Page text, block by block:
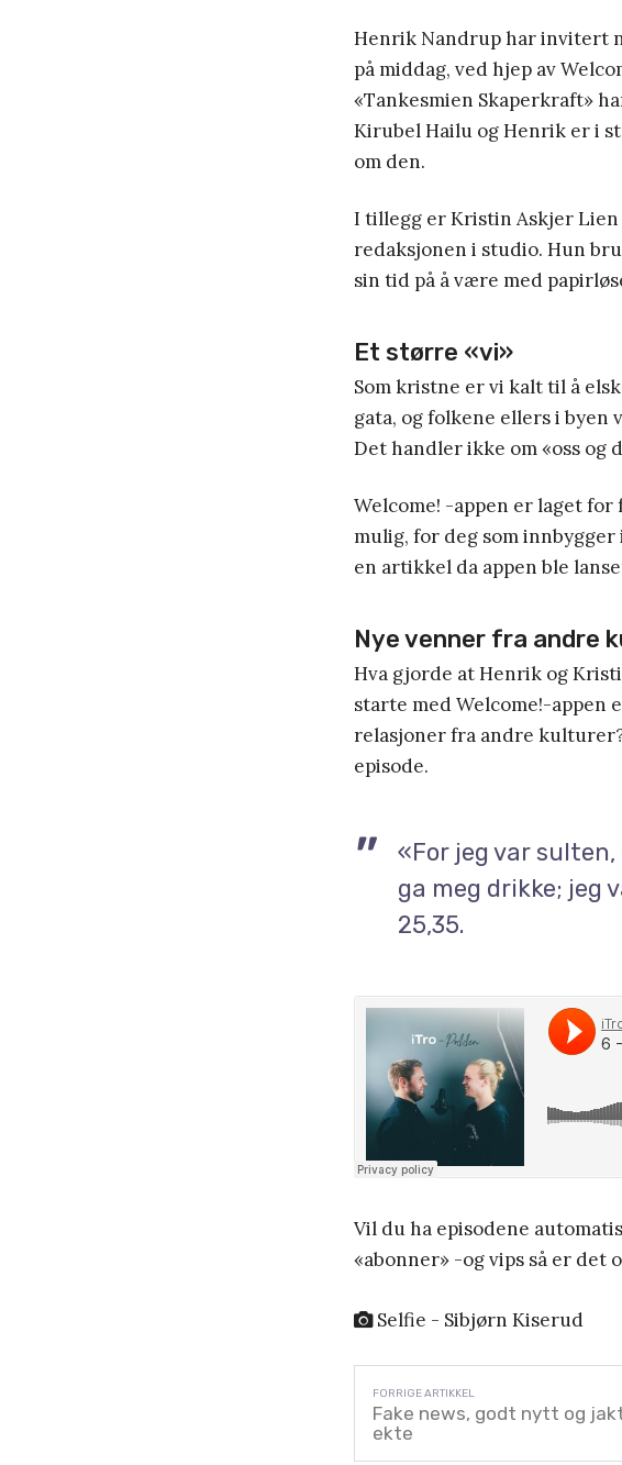
Henrik Nandrup har invitert
på middag, ved hjep av
«Tankesmien Skaperkraft»
Kirubel Hailu og Henrik er i
om den.
I tillegg er Kristin Askjer
redaksjonen i studio. Hun
sin tid på å være med
Et større «vi»
Som kristne er vi kalt til å
gata, og folkene ellers i byen
Det handler ikke om «oss og
Welcome! -appen er laget
mulig, for deg som
en artikkel da appen ble
Nye venner fra andre
Hva gjorde at Henrik og
starte med Welcome!-appen
relasjoner fra andre
episode.
«For jeg var
ga meg drikke; jeg
25,35.
Vil du ha episodene
«abonner» -og vips så er det
Selfie - Sibjørn Kiserud
Fake news, godt nytt og
ekte